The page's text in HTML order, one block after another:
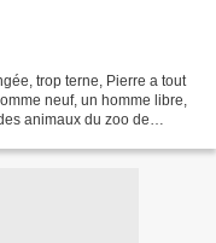
trop terne, Pierre a tout
neuf, un homme libre,
animaux du zoo de